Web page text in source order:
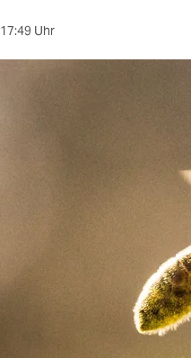
17:49 Uhr